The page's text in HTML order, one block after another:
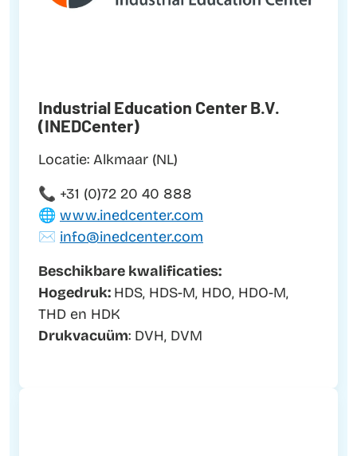
Industrial Education Center B.V.
(INEDCenter)
Locatie: Alkmaar (NL)
📞 +31 (0)72 20 40 888
🌐 www.inedcenter.com
✉️ info@inedcenter.com
Beschikbare kwalificaties:
Hogedruk: HDS, HDS-M, HDO, HDO-M,
THD en HDK
Drukvacuüm: DVH, DVM